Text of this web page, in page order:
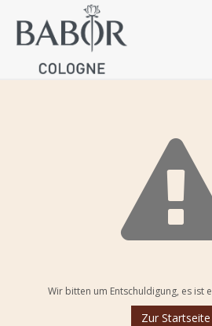
Wir bitten um Entschuldigung, es ist
Zur Startseite